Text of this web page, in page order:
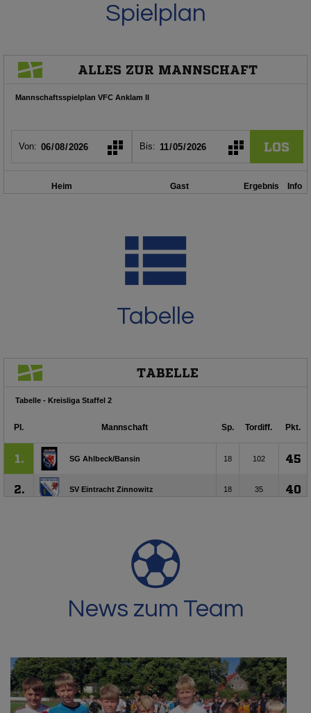
Spielplan
Tabelle
News zum Team